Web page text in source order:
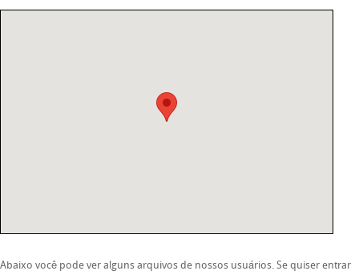
Abaixo você pode ver alguns arquivos de nossos usuários. Se quiser entrar